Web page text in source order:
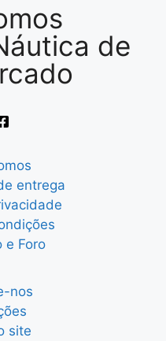
de
entrega
e Foro
nos
site